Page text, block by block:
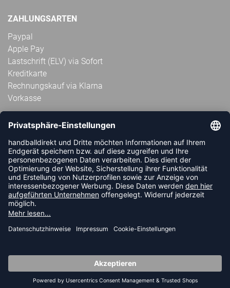
ZAHLUNGSARTEN
Paypal
Apple Pay
Lastschrift (ELV) via Sofort
Kreditkarte
Rechnungskauf via Klarna
Vorkasse
ABONNIERE JETZT DEN KOSTENLOSEN
HANDBALLDIREKT-NEWSLETTER UND VERPASSE KEINE
NEUIGKEIT ODER AKTION MEHR.
JETZT ANMELDEN